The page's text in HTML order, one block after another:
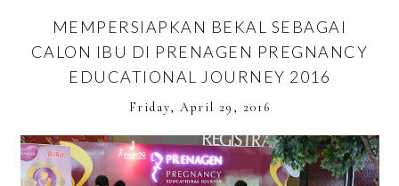
MEMPERSIAPKAN BEKAL SEBAGAI
CALON IBU DI PRENAGEN PREGNANCY
EDUCATIONAL JOURNEY 2016
Friday, April 29, 2016